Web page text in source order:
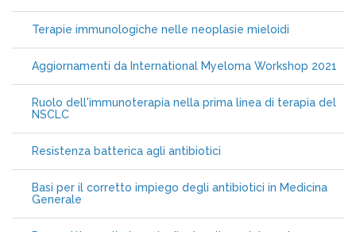
Terapie immunologiche nelle neoplasie mieloidi
Aggiornamenti da International Myeloma Workshop 2021
Ruolo dell'immunoterapia nella prima linea di terapia del
NSCLC
Resistenza batterica agli antibiotici
Basi per il corretto impiego degli antibiotici in Medicina
Generale